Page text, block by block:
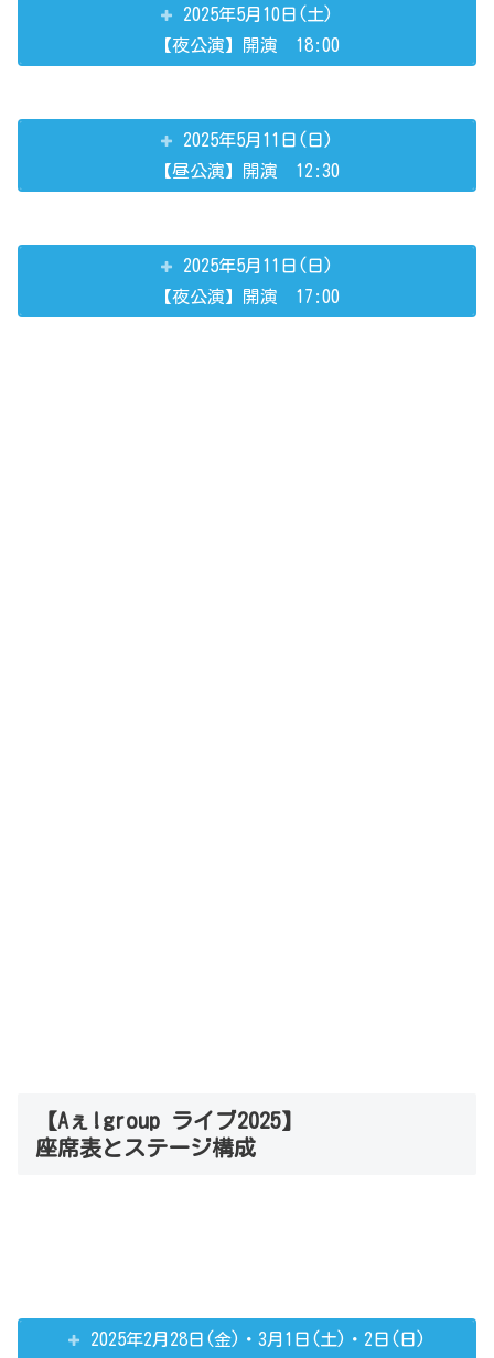
2025年5月10日(土)
【夜公演】開演 18:00
2025年5月11日(日)
【昼公演】開演 12:30
2025年5月11日(日)
【夜公演】開演 17:00
【Aぇ!group ライブ2025】
座席表とステージ構成
2025年2月28日(金)・3月1日(土)・2日(日)